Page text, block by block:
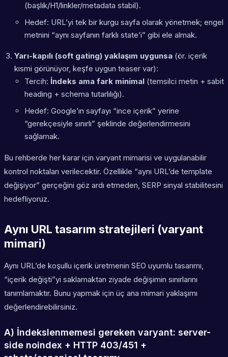
(başlık/H1/linkler/metadata stabil).
Hedef: URL’yi tek bir kurgu sayfa olarak yönetmek; engel
metnini “aynı sayfanın farklı state’i” gibi ele almak.
Yarı-kapılı (soft gating) yaklaşım uygunsa (ör. içerik
kısmi görünüyor, keşfe uygun teaser var):
Tercih: İndeks ama fark minimal (temsilci metin + sabit
heading + schema tutarlılığı).
Hedef: Google’ın sayfayı “ince içerik” yerine
“gerekçesiyle sınırlı” şeklinde değerlendirmesini
sağlamak.
Bu rehberde her karar için varyant mimarisi ve uygulanabilir
kontrol noktaları verilecektir. Özellikle “aynı URL’de template
değişiyor” gerçeğini göz ardı etmeden, SERP sinyal stabilitesini
hedefliyoruz.
Aynı URL tasarım stratejileri (varyant
mimari)
Aynı URL’de koşullu içerik üretmenin SEO uyumlu tasarımı,
“içerik değişti”yi saklamaktan ziyade değişimin sınırlarını
tanımlamaktır. Bunu yapmak için üç ana mimari yaklaşımı
değerlendirebilirsiniz.
A) İndekslenmemesi gereken varyant: server-
side noindex + HTTP 403/451 +